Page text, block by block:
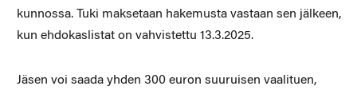
kunnossa. Tuki maksetaan hakemusta vastaan sen jälkeen,
kun ehdokaslistat on vahvistettu 13.3.2025.
Jäsen voi saada yhden 300 euron suuruisen vaalituen,